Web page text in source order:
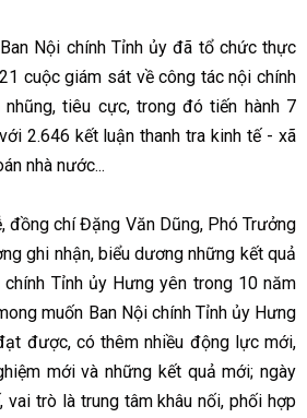
Nội chính Tỉnh ủy đã tổ chức thực
cuộc giám sát về công tác nội chính
nhũng, tiêu cực, trong đó tiến hành 7
2.646 kết luận thanh tra kinh tế - xã
nhà nước...
chí Đặng Văn Dũng, Phó Trưởng
ghi nhận, biểu dương những kết quả
Tỉnh ủy Hưng yên trong 10 năm
muốn Ban Nội chính Tỉnh ủy Hưng
được, có thêm nhiều động lực mới,
mới và những kết quả mới; ngày
vai trò là trung tâm khâu nối, phối hợp